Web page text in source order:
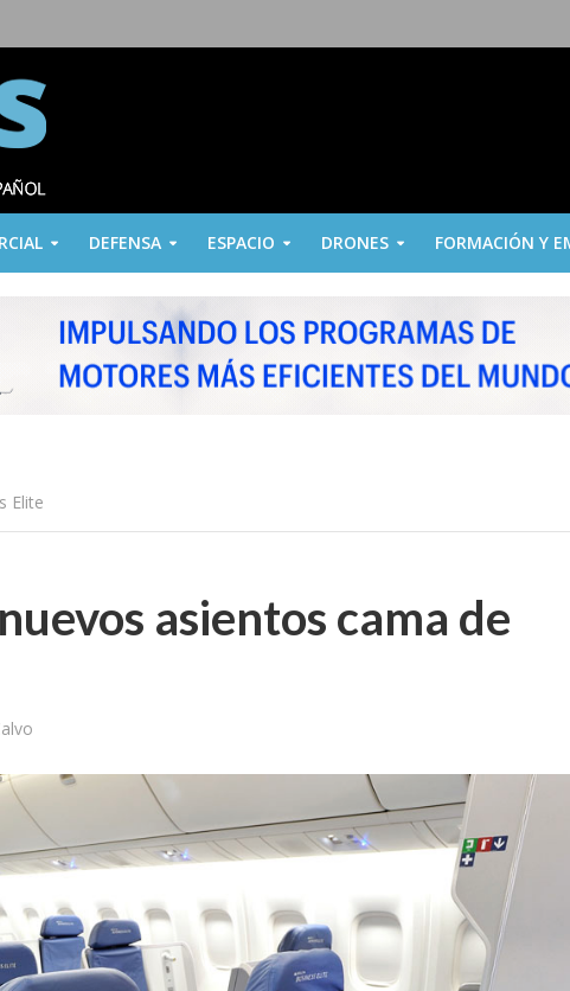
DEFENSA ESPACIO DRONES FORMACIÓN Y
Elite
asientos cama de